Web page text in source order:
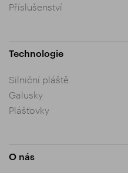
Příslušenství
Technologie
Silniční pláště
Galusky
Plášťovky
O nás